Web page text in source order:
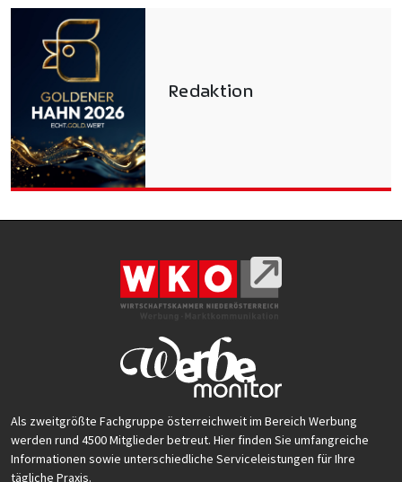
Redaktion
Als zweitgrößte Fachgruppe österreichweit im Bereich Werbung
werden rund 4500 Mitglieder betreut. Hier finden Sie umfangreiche
Informationen sowie unterschiedliche Serviceleistungen für Ihre
tägliche Praxis.